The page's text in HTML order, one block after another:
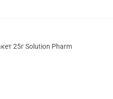
25г Solution Pharm